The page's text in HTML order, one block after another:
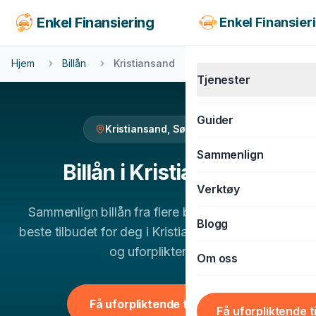
Enkel Finansiering Enkel
Tjenester
MC-lån
BOLIG & LIVSSTIL
Guider
Sammenlign
Verktøy
Blogg
Om oss
Få uforpliktende
Hjem Billån Kristiansand
Kristiansand Sørlandet
Billån i Kristiansand
Sammenlign billån fra flere banker og finn det
beste tilbudet for deg i Kristiansand. 100% gratis
og uforpliktende.
Få uforpliktende tilbud